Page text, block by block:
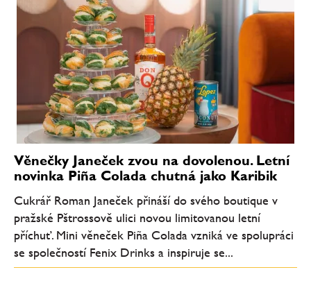
Věnečky Janeček zvou na dovolenou. Letní
novinka Piña Colada chutná jako Karibik
Cukrář Roman Janeček přináší do svého boutique v
pražské Pštrossově ulici novou limitovanou letní
příchuť. Mini věneček Piña Colada vzniká ve spolupráci
se společností Fenix Drinks a inspiruje se...